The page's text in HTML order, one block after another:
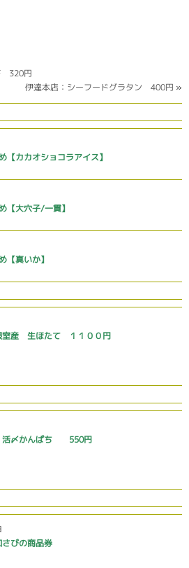
320円
伊達本店：シーフードグラタン 400円 »
【カカオショコラアイス】
【大穴子/一貫】
【真いか】
室産 生ほたて １１００円
〆かんぱち 550円
びの商品券